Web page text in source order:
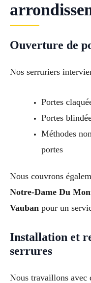
Ouverture de
Nos serruriers
Portes
Portes
Méthodes
portes
Nous couvrons
Notre-Dame Du
Vauban pour un
Installation et
serrures
Nous travaillons avec